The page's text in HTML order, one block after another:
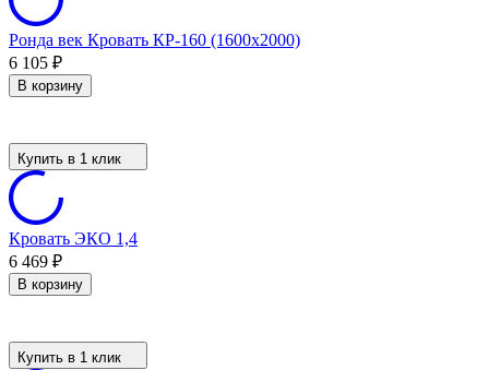
Ронда век Кровать КР-160 (1600х2000)
6 105 ₽
В корзину
Купить в 1 клик
Кровать ЭКО 1,4
6 469 ₽
В корзину
Купить в 1 клик